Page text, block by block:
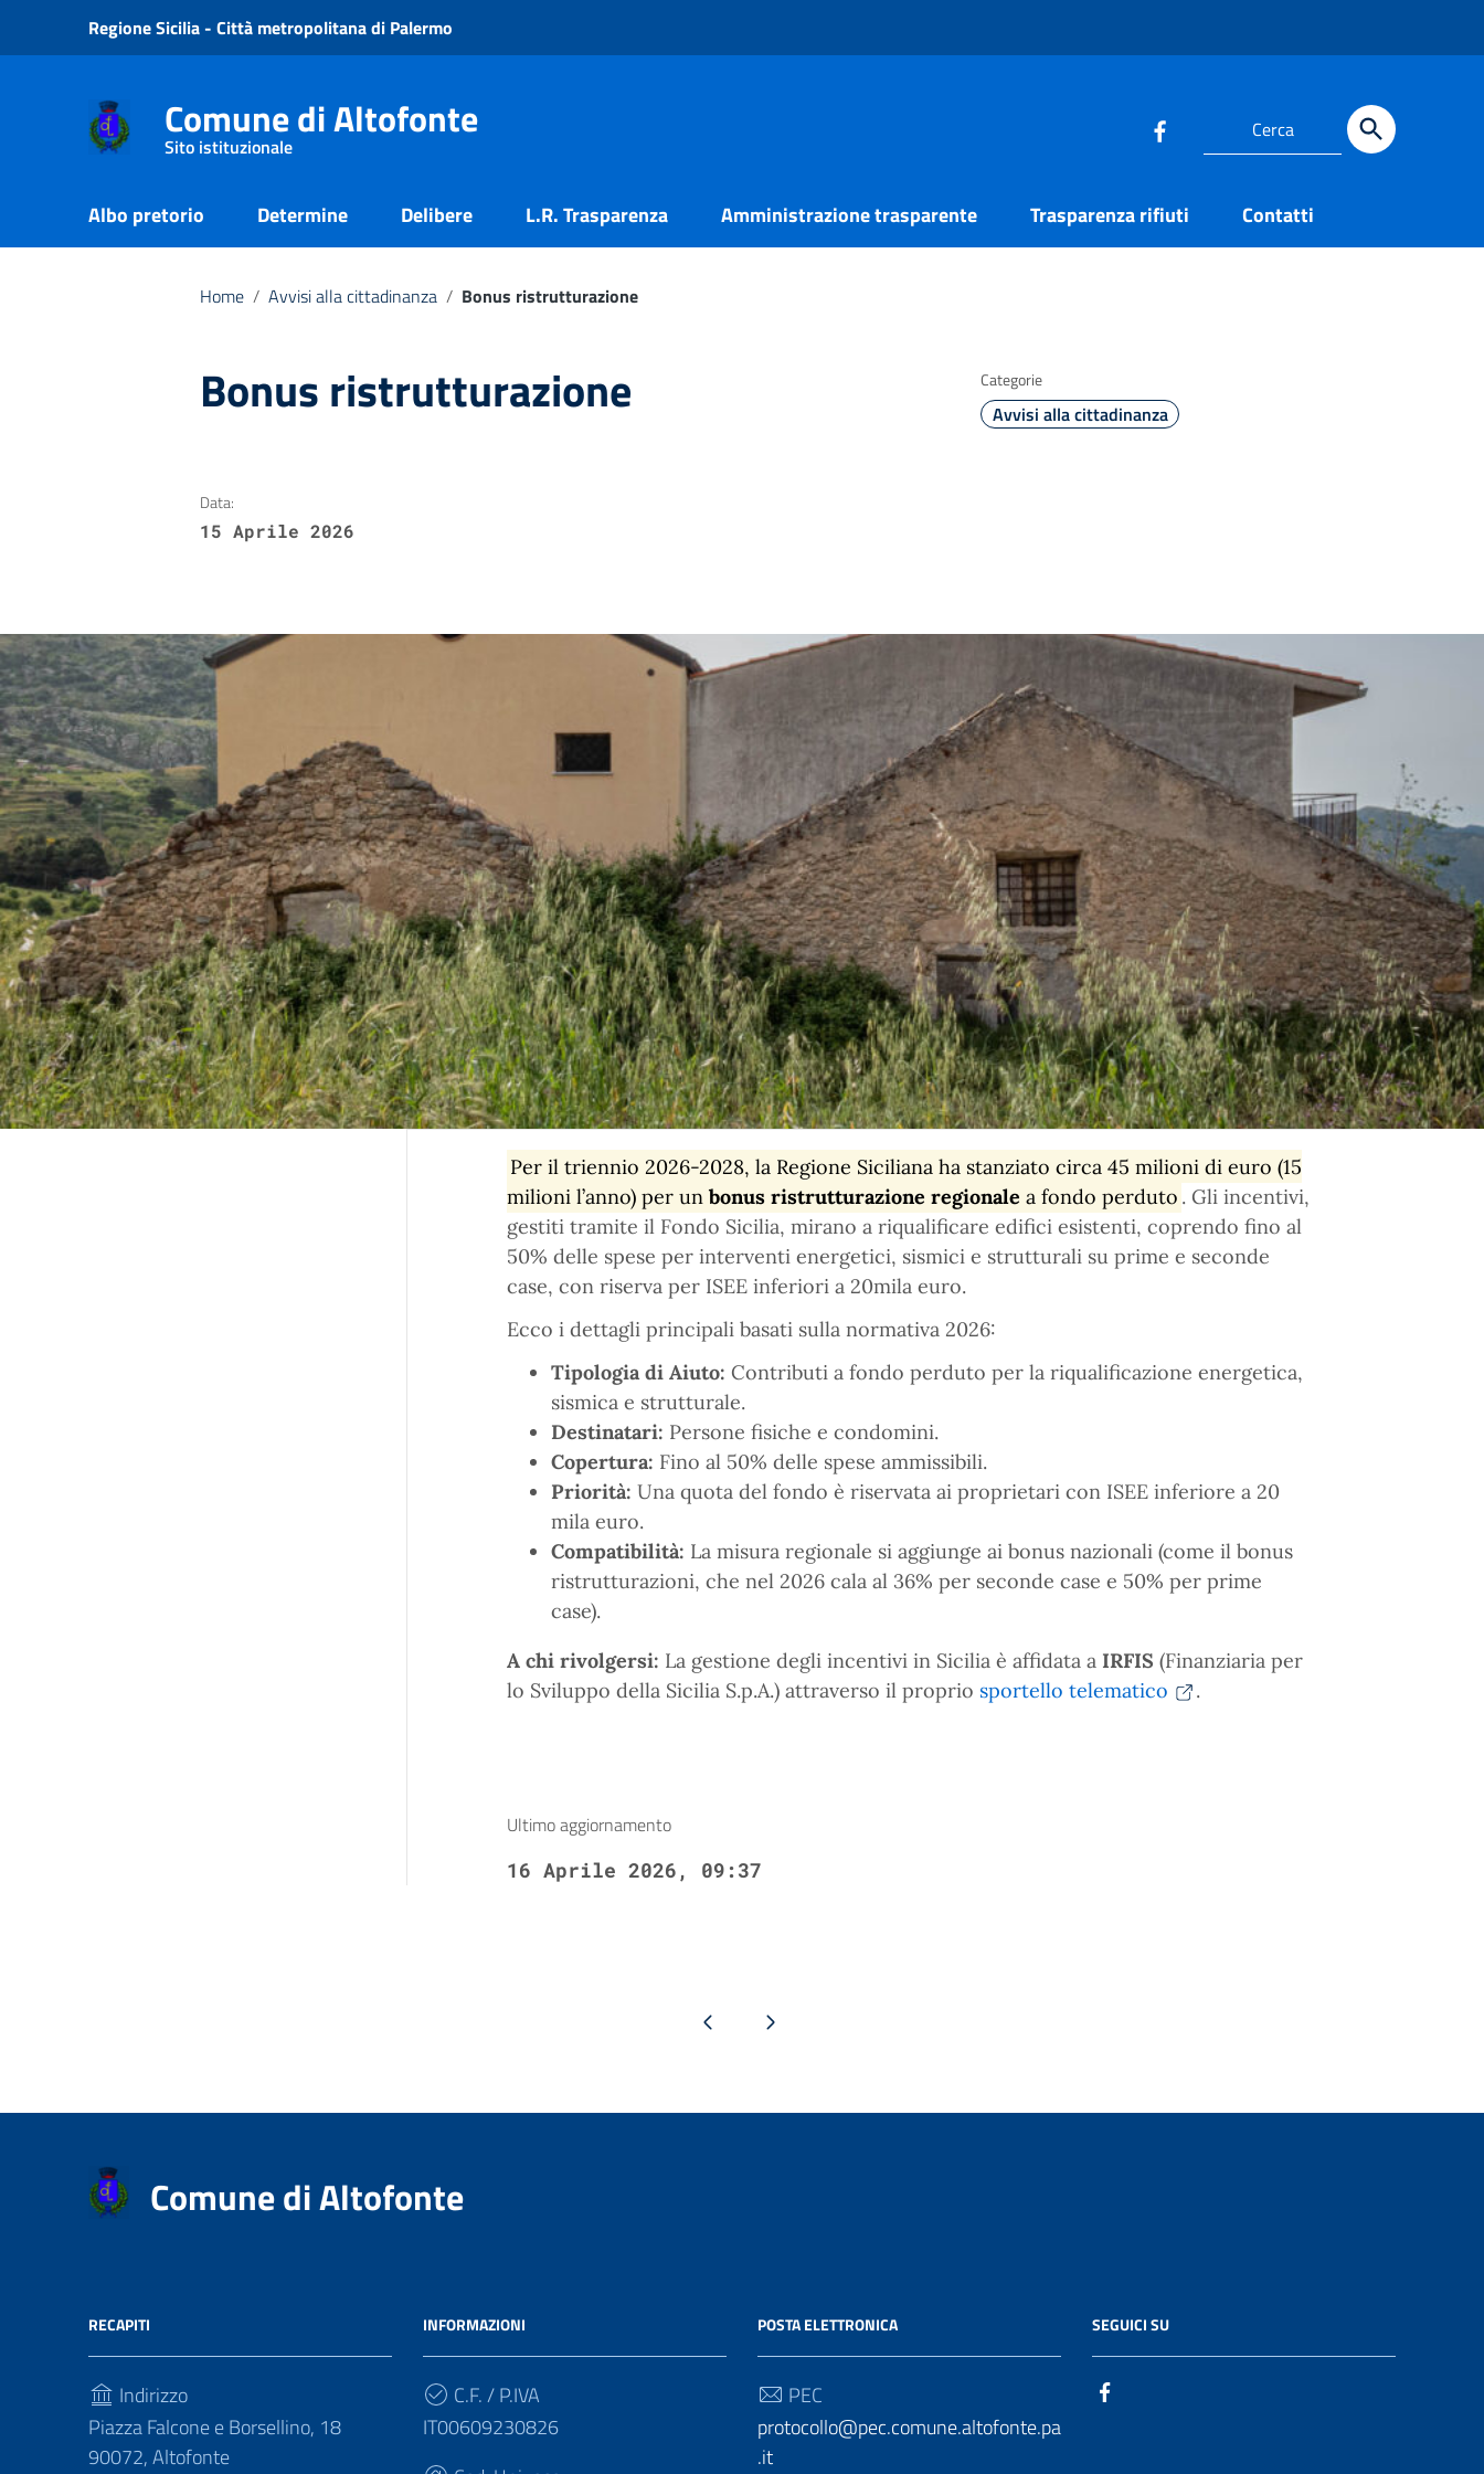
Vai ai contenuti
Vai al menu di navigazione
Regione Sicilia - Città metropolitana di Palermo
Comune di Altofonte
Sito istituzionale
Albo pretorio Determine Delibere L.R. Trasparenza Amministrazione trasparente Trasparenza rifiuti Contatti
Home / Avvisi alla cittadinanza / Bonus ristrutturazione
Bonus ristrutturazione Categorie
Avvisi alla cittadinanza
Data:
15 Aprile 2026
Per il triennio 2026-2028, la Regione Siciliana ha stanziato circa 45 milioni di euro (15
milioni l’anno) per un bonus ristrutturazione regionale a fondo perduto . Gli incentivi,
gestiti tramite il Fondo Sicilia, mirano a riqualificare edifici esistenti, coprendo fino al
50% delle spese per interventi energetici, sismici e strutturali su prime e seconde
case, con riserva per ISEE inferiori a 20mila euro.
Ecco i dettagli principali basati sulla normativa 2026:
Tipologia di Aiuto: Contributi a fondo perduto per la riqualificazione energetica,
sismica e strutturale.
Destinatari: Persone fisiche e condomini.
Copertura: Fino al 50% delle spese ammissibili.
Priorità: Una quota del fondo è riservata ai proprietari con ISEE inferiore a 20
mila euro.
Compatibilità: La misura regionale si aggiunge ai bonus nazionali (come il bonus
ristrutturazioni, che nel 2026 cala al 36% per seconde case e 50% per prime
case).
A chi rivolgersi: La gestione degli incentivi in Sicilia è affidata a IRFIS (Finanziaria per
lo Sviluppo della Sicilia S.p.A.) attraverso il proprio sportello telematico .
Ultimo aggiornamento
16 Aprile 2026, 09:37
Pagina precedentePagina successiva
Comune di Altofonte
RECAPITI
Indirizzo
Piazza Falcone e Borsellino, 18
90072, Altofonte
INFORMAZIONI
C.F. / P.IVA
IT00609230826
POSTA ELETTRONICA
PEC
protocollo@pec.comune.altofonte.pa
.it
SEGUICI SU